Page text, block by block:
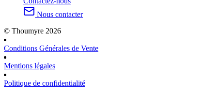
Nous contacter
© Thoumyre 2026
Conditions Générales de Vente
Mentions légales
Politique de confidentialité